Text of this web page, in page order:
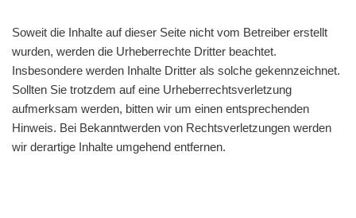
Soweit die Inhalte auf dieser Seite nicht vom Betreiber erstellt
wurden, werden die Urheberrechte Dritter beachtet.
Insbesondere werden Inhalte Dritter als solche gekennzeichnet.
Sollten Sie trotzdem auf eine Urheberrechtsverletzung
aufmerksam werden, bitten wir um einen entsprechenden
Hinweis. Bei Bekanntwerden von Rechtsverletzungen werden
wir derartige Inhalte umgehend entfernen.